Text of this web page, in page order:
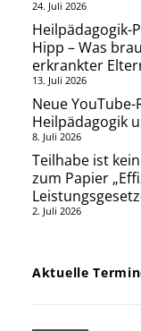
24. Juli 2026
Heilpädagogik-
Hipp – Was
erkrankter
13. Juli 2026
Neue YouTube-
Heilpädagogik
8. Juli 2026
Teilhabe ist
zum Papier
2. Juli 2026
Aktuelle